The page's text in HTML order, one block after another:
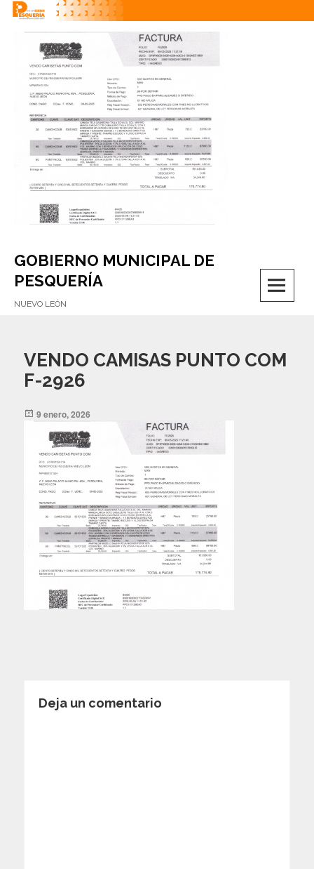
content
GOBIERNO MUNICIPAL DE
PESQUERÍA
NUEVO LEÓN
VENDO CAMISAS PUNTO COM
F-2926
Posted
on
9 enero, 2026
Deja un comentario